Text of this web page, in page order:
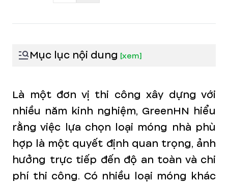
Mục lục nội dung [xem]
Là một đơn vị thi công xây dựng với
nhiều năm kinh nghiệm, GreenHN hiểu
rằng việc lựa chọn loại móng nhà phù
hợp là một quyết định quan trọng, ảnh
hưởng trực tiếp đến độ an toàn và chi
phí thi công. Có nhiều loại móng khác